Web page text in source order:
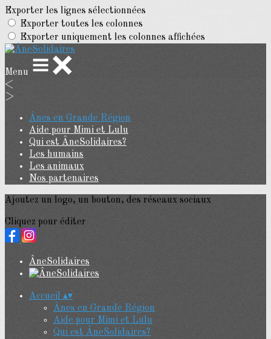
Exporter les lignes sélectionnées
Exporter toutes les colonnes
Exporter uniquement les colonnes affichées
Menu
<
>
Ânes en Grande Région
Aide pour Mimi et Lulu
Qui est ÂneSolidaires?
Les humains
Les animaux
Nos partenaires
Ajoutez un logo, un bouton, des réseaux sociaux
Cliquez pour éditer
ÂneSolidaires
Accueil ▴▾
Ânes en Grande Région
Aide pour Mimi et Lulu
Qui est ÂneSolidaires?